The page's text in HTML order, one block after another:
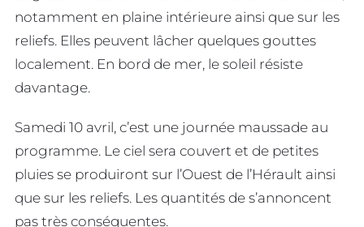
notamment en plaine intérieure ainsi que sur les
reliefs. Elles peuvent lâcher quelques gouttes
localement. En bord de mer, le soleil résiste
davantage.
Samedi 10 avril, c’est une journée maussade au
programme. Le ciel sera couvert et de petites
pluies se produiront sur l’Ouest de l’Hérault ainsi
que sur les reliefs. Les quantités de s’annoncent
pas très conséquentes.